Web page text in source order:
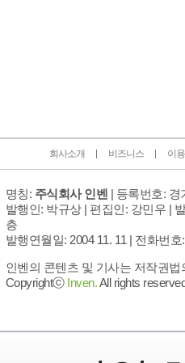
회사소개 비즈니스 이
명칭: 주식회사 인벤 | 등록번호: 경
발행인: 박규상 | 편집인: 강민우 |
층
발행연월일: 2004 11. 11 | 전화번호
인벤의 콘텐츠 및 기사는 저작권
Copyrightⓒ Inven.All rights